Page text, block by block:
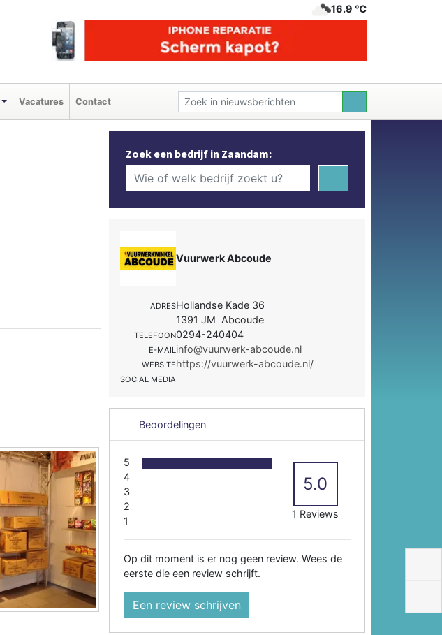
16.9 ℃
Vacatures Contact
Zoek een bedrijf in Zaandam:
Vuurwerk Abcoude
ADRESHollandse Kade 36
1391 JM Abcoude
TELEFOON0294-240404
E-MAILinfo@vuurwerk-abcoude.nl
WEBSITEhttps://vuurwerk-abcoude.nl/
SOCIAL MEDIA
Beoordelingen
5
4
3
2
1
5.0
1 Reviews
Op dit moment is er nog geen review. Wees de
eerste die een review schrijft.
Een review schrijven